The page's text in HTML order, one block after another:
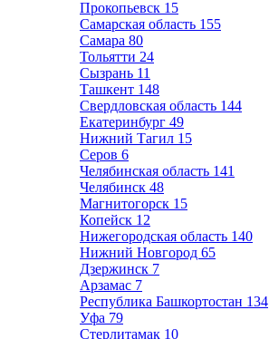
Прокопьевск 15
Самарская область 155
Самара 80
Тольятти 24
Сызрань 11
Ташкент 148
Свердловская область 144
Екатеринбург 49
Нижний Тагил 15
Серов 6
Челябинская область 141
Челябинск 48
Магнитогорск 15
Копейск 12
Нижегородская область 140
Нижний Новгород 65
Дзержинск 7
Арзамас 7
Республика Башкортостан 134
Уфа 79
Стерлитамак 10